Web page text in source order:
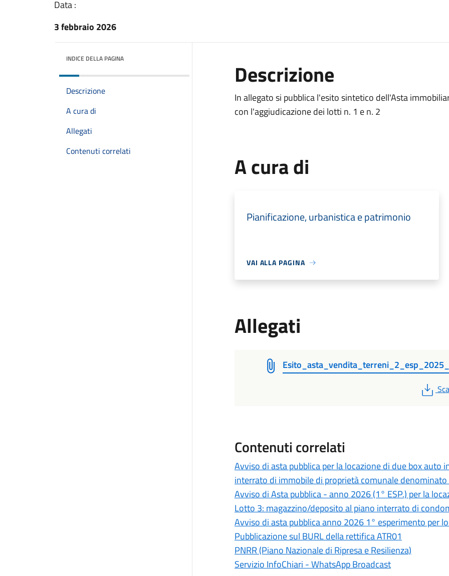
Data :
3 febbraio 2026
INDICE DELLA PAGINA
Descrizione
A cura di
Allegati
Contenuti correlati
Descrizione
In allegato si pubblica l'esito sintetico dell'Asta
con l'aggiudicazione dei lotti n. 1 e n. 2
A cura di
Pianificazione, urbanistica e patrimonio
VAI ALLA PAGINA
Allegati
Contenuti correlati
Avviso di asta pubblica per la locazione di due box auto
interrato di immobile di proprietà comunale denominato
Avviso di Asta pubblica - anno 2026 (1° ESP.) per la
Lotto 3: magazzino/deposito al piano interrato di
Avviso di asta pubblica anno 2026 1° esperimento per
Pubblicazione sul BURL della rettifica ATR01
PNRR (Piano Nazionale di Ripresa e Resilienza)
Servizio InfoChiari - WhatsApp Broadcast